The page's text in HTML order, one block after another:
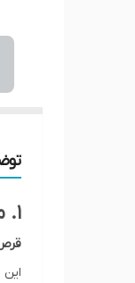
۱. معرفی محصول
قرص